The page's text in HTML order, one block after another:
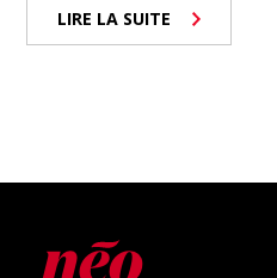
LIRE LA SUITE